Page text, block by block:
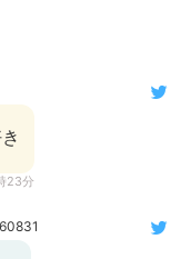
23分